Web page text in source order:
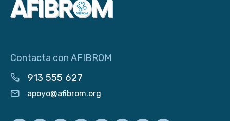
Contacta con AFIBROM
913 555 627
apoyo@afibrom.org